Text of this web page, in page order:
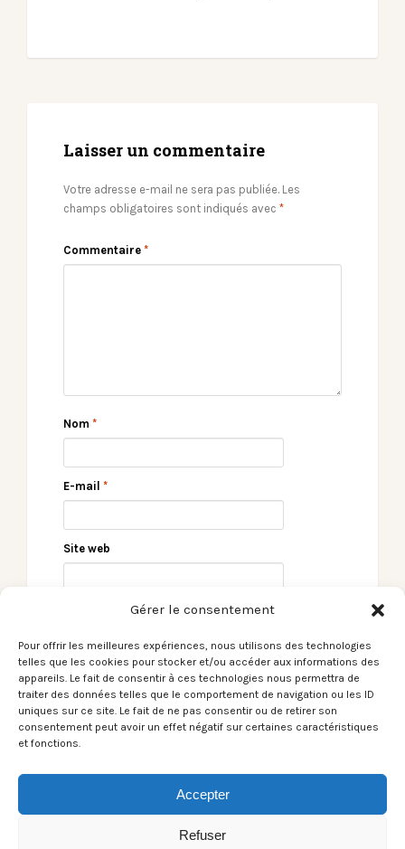
Gérer le consentement
Pour offrir les meilleures expériences, nous utilisons des technologies
telles que les cookies pour stocker et/ou accéder aux informations des
appareils. Le fait de consentir à ces technologies nous permettra de
traiter des données telles que le comportement de navigation ou les ID
uniques sur ce site. Le fait de ne pas consentir ou de retirer son
consentement peut avoir un effet négatif sur certaines caractéristiques
et fonctions.
Accepter
Refuser
Laisser un commentaire
Votre adresse e-mail ne sera pas publiée. Les
champs obligatoires sont indiqués avec *
Commentaire *
Nom *
E-mail *
Site web
Bénin International
Orkestra – L’Alamzic –
← [Le Son du moment]
Girls In Hawaii /
Eldorado